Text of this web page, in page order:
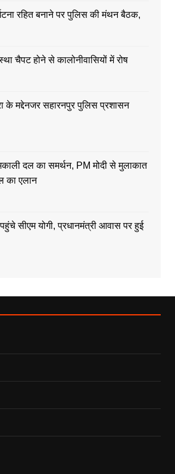
रहित बनाने पर पुलिस की मंथन बैठक,
चैपट होने से कालोनीवासियों में रोष
के मद्देनजर सहारनपुर पुलिस प्रशासन
दल का समर्थन, PM मोदी से मुलाकात
का एलान
सीएम योगी, प्रधानमंत्री आवास पर हुई